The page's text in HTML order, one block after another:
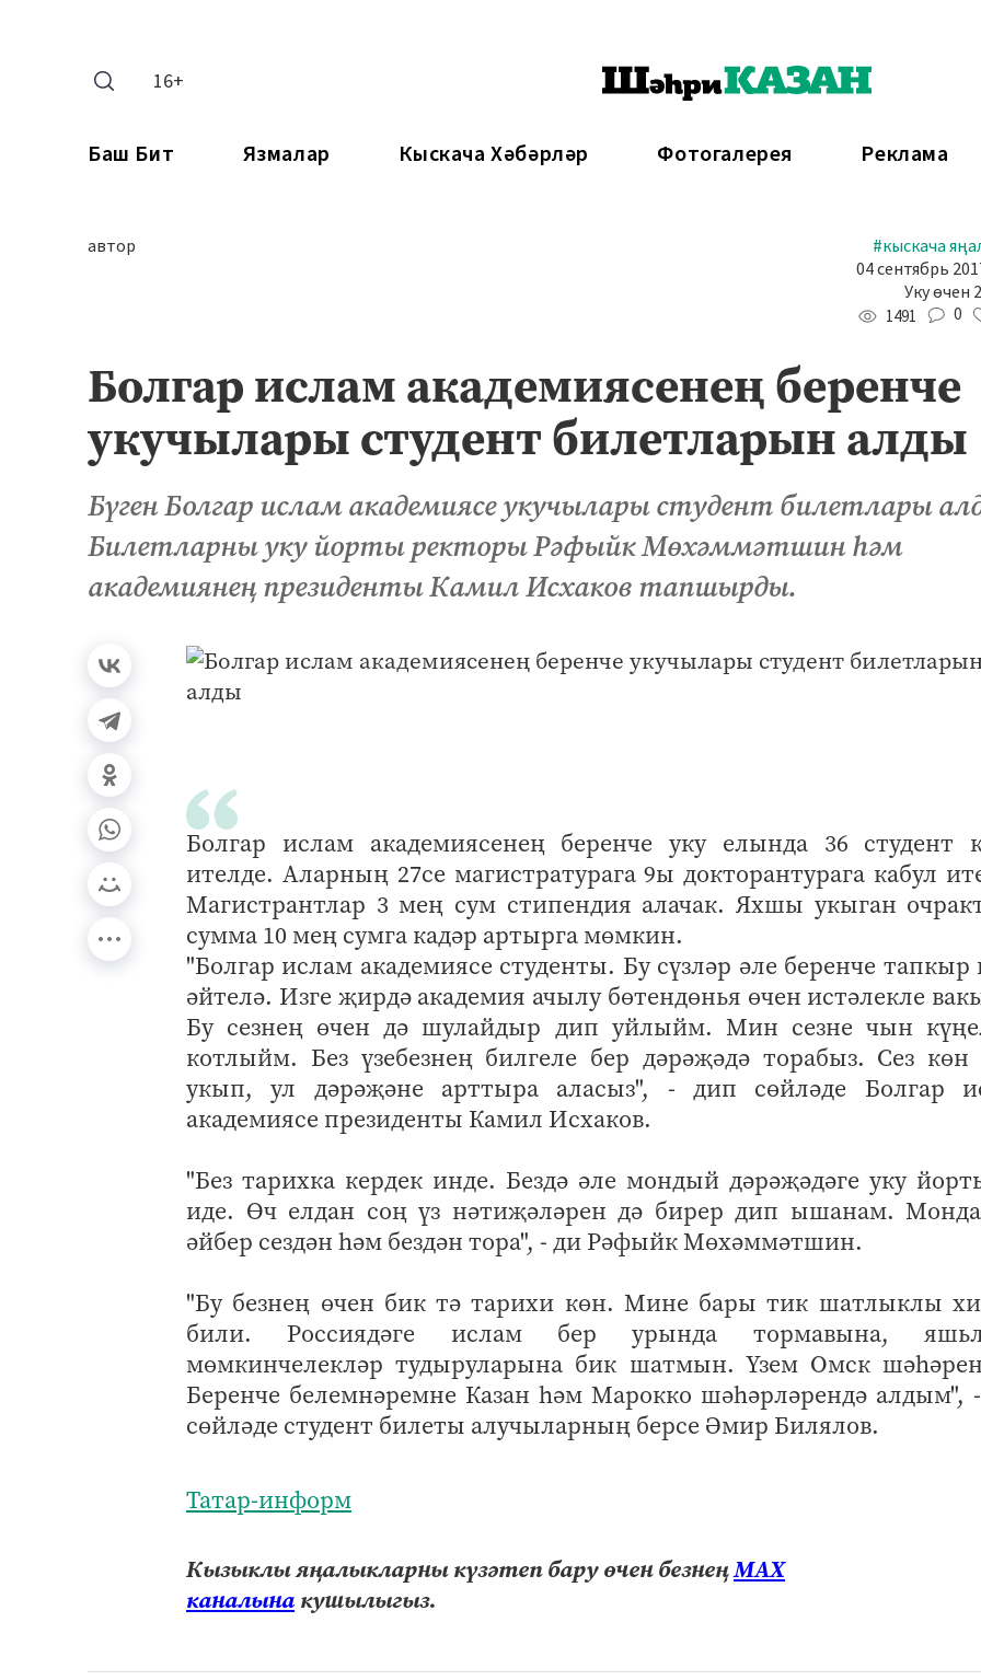
16+
Баш Бит Язмалар Кыскача Хәбәрләр Фотогалерея Реклама
автор
#кыскача
04 сентябрь
Уку өчен
1491 0
Болгар ислам академиясенең беренче
укучылары студент билетларын алды
Бүген Болгар ислам академиясе укучылары студент билетлары
Билетларны уку йорты ректоры Рәфыйк Мөхәммәтшин һәм
академиянең президенты Камил Исхаков тапшырды.
Болгар ислам академиясенең беренче уку елында 36 студент
ителде. Аларның 27се магистратурага 9ы докторантурага кабул
Магистрантлар 3 мең сум стипендия алачак. Яхшы укыган
сумма 10 мең сумга кадәр артырга мөмкин.
"Болгар ислам академиясе студенты. Бу сүзләр әле беренче тапкыр
әйтелә. Изге җирдә академия ачылу бөтендөнья өчен истәлекле
Бу сезнең өчен дә шулайдыр дип уйлыйм. Мин сезне чын
котлыйм. Без үзебезнең билгеле бер дәрәҗәдә торабыз. Сез көн
укып, ул дәрәҗәне арттыра аласыз", - дип сөйләде Болгар
академиясе президенты Камил Исхаков.
"Без тарихка кердек инде. Бездә әле мондый дәрәҗәдәге уку
иде. Өч елдан соң үз нәтиҗәләрен дә бирер дип ышанам.
әйбер сездән һәм бездән тора", - ди Рәфыйк Мөхәммәтшин.
"Бу безнең өчен бик тә тарихи көн. Мине бары тик шатлыклы
били. Россиядәге ислам бер урында тормавына,
мөмкинчелекләр тудыруларына бик шатмын. Үзем Омск
Беренче белемнәремне Казан һәм Марокко шәһәрләрендә алдым",
сөйләде студент билеты алучыларның берсе Әмир Билялов.
Татар-информ
Кызыклы яңалыкларны күзәтеп бару өчен безнеңМАХ
каналына кушылыгыз.